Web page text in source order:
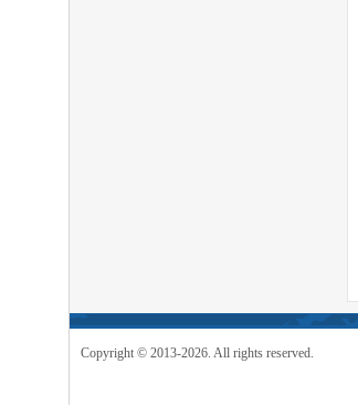
Copyright © 2013-2026. All rights reserved.